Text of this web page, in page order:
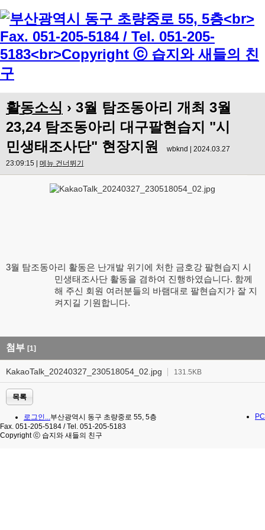
활동소식 › 3월 탐조동아리 개최 3월
23,24 탐조동아리 대구팔현습지 "시
민생태조사단" 현장지원
wbknd | 2024.03.27
23:09:15 | 메뉴 건너뛰기
3월 탐조동아리 활동은 난개발 위기에 처한 금호강 팔현습지 시
민생태조사단 활동을 겸하여 진행하였습니다. 함께
해 주신 회원 여러분들의 바램대로 팔현습지가 잘 지
켜지길 기원합니다.
첨부 [1]
KakaoTalk_20240327_230518054_02.jpg 131.5KB
목록
로그인... PC
부산광역시 동구 초량중로 55, 5층
Fax. 051-205-5184 / Tel. 051-205-5183
Copyright ⓒ 습지와 새들의 친구